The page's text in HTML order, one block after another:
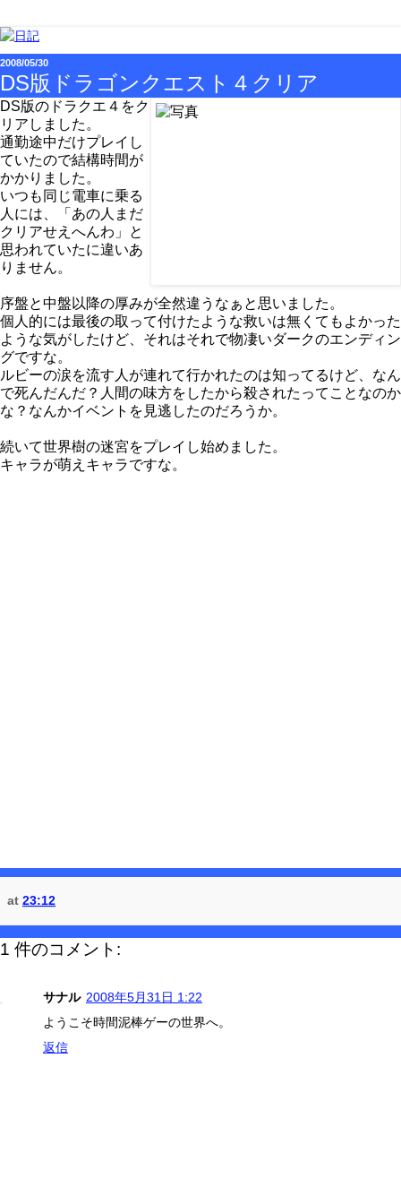
2008/05/30
DS版ドラゴンクエスト４クリア
DS版のドラクエ４をク
リアしました。
通勤途中だけプレイし
ていたので結構時間が
かかりました。
いつも同じ電車に乗る
人には、「あの人まだ
クリアせえへんわ」と
思われていたに違いあ
りません。
序盤と中盤以降の厚みが全然違うなぁと思いました。
個人的には最後の取って付けたような救いは無くてもよかった
ような気がしたけど、それはそれで物凄いダークのエンディン
グですな。
ルビーの涙を流す人が連れて行かれたのは知ってるけど、なん
で死んだんだ？人間の味方をしたから殺されたってことなのか
な？なんかイベントを見逃したのだろうか。
続いて世界樹の迷宮をプレイし始めました。
キャラが萌えキャラですな。
at 23:12
1 件のコメント:
サナル 2008年5月31日 1:22
ようこそ時間泥棒ゲーの世界へ。
返信